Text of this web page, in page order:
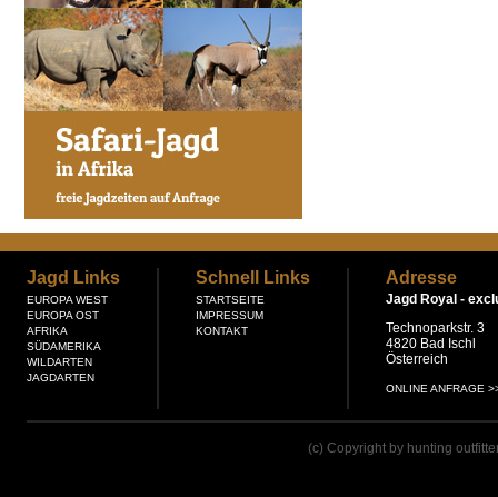
Jagd Links
EUROPA WEST
EUROPA OST
AFRIKA
SÜDAMERIKA
WILDARTEN
JAGDARTEN
Schnell Links
STARTSEITE
IMPRESSUM
KONTAKT
Adresse
Jagd Royal -
Technoparkstr. 3
4820 Bad Ischl
Österreich
ONLINE ANFRAGE
(c) Copyright by hunting